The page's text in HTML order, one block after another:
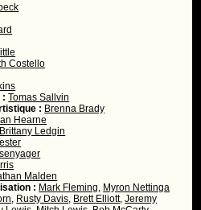
Costello
:Tomas Sallvin
: Brenna Brady
Hearne
Brittany Ledgin
Malden
: Mark Fleming, Myron Nettinga
, Rusty Davis, Brett Elliott,Jeremy